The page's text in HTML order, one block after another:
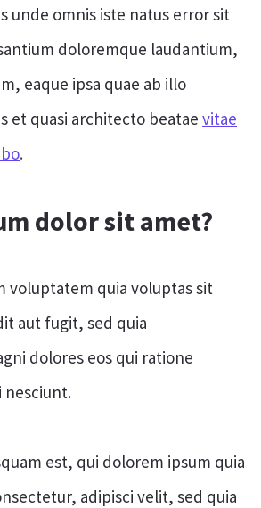
unde omnis iste natus error sit
doloremque laudantium,
eaque ipsa quae ab illo
et quasi architecto beatae vitae
.
dolor sit amet?
voluptatem quia voluptas sit
aut fugit, sed quia
dolores eos qui ratione
nesciunt.
est, qui dolorem ipsum quia
adipisci velit, sed quia